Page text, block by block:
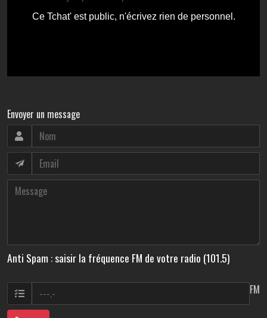
Envoyer un message
Anti Spam : saisir la fréquence FM de votre radio (101.5)
FM